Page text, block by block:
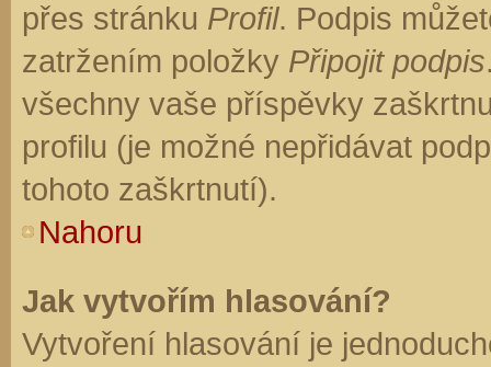
přes stránku Profil. Podpis
zatržením položky Připojit podpis
všechny vaše příspěvky
profilu (je možné nepřidávat
tohoto zaškrtnutí).
Nahoru
Jak vytvořím hlasování?
Vytvoření hlasování je